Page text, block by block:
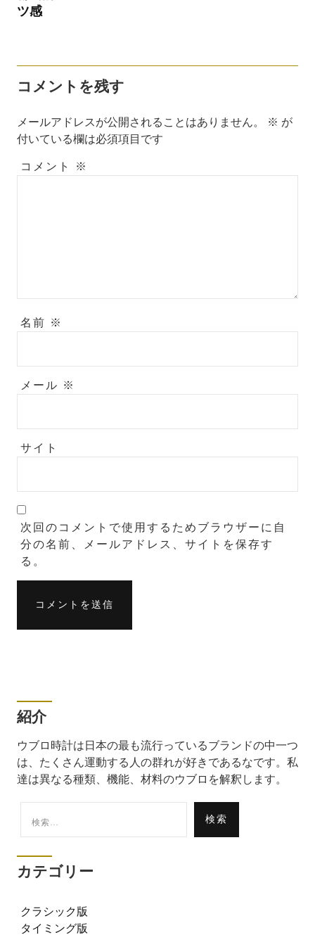
ツ感
コメントを残す
メールアドレスが公開されることはありません。 ※ が
付いている欄は必須項目です
コメント ※
名前 ※
メール ※
サイト
次回のコメントで使用するためブラウザーに自
分の名前、メールアドレス、サイトを保存す
る。
紹介
ウブロ時計は日本の最も流行っているブランドの中一つ
は、たくさん運動する人の群れが好きであるなです。私
達は異なる種類、機能、材料のウブロを解釈します。
索:
カテゴリー
クラシック版
タイミング版